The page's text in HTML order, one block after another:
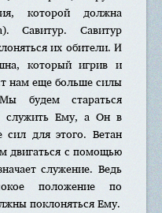
которой должна
Савитур. Савитур
их обители. И
который игрив и
нам еще больше силы
будем стараться
служить Ему, а Он в
для этого. Ветан
с помощью
служение. Ведь
положение по
поклоняться Ему.